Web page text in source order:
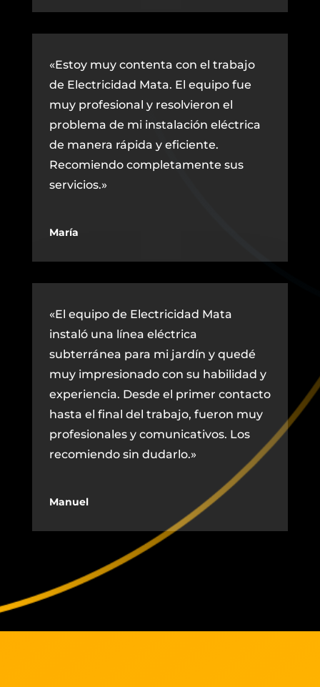
«Estoy muy contenta con el trabajo
de Electricidad Mata. El equipo fue
muy profesional y resolvieron el
problema de mi instalación eléctrica
de manera rápida y eficiente.
Recomiendo completamente sus
servicios.»
María
«El equipo de Electricidad Mata
instaló una línea eléctrica
subterránea para mi jardín y quedé
muy impresionado con su habilidad y
experiencia. Desde el primer contacto
hasta el final del trabajo, fueron muy
profesionales y comunicativos. Los
recomiendo sin dudarlo.»
Manuel